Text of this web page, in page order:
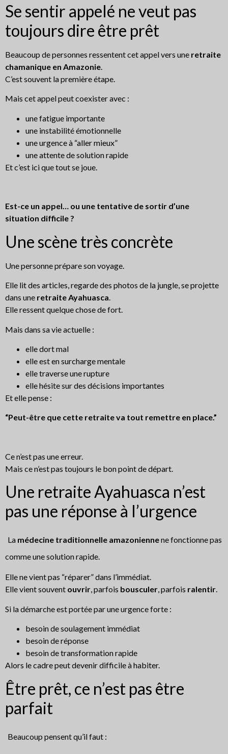
Se sentir appelé ne veut pas
toujours dire être prêt
Beaucoup de personnes ressentent cet appel vers une retraite
chamanique en Amazonie
C’est souvent la première étape.
Mais cet appel peut coexister avec :
une fatigue importante
une instabilité émotionnelle
une urgence à “aller mieux”
une attente de solution rapide
Et c’est ici que tout se joue.
Est-ce un appel… ou une tentative de sortir d’une
situation difficile ?
Une scène très concrète
Une personne prépare son voyage.
Elle lit des articles, regarde des photos de la jungle, se projette
dans une retraite Ayahuasca.
Elle ressent quelque chose de fort.
Mais dans sa vie actuelle :
elle dort mal
elle est en surcharge mentale
elle traverse une rupture
elle hésite sur des décisions importantes
Et elle pense :
“Peut-être que cette retraite va tout remettre en place.”
Ce n’est pas une erreur.
Mais ce n’est pas toujours le bon point de départ.
Une retraite Ayahuasca n’est
pas une réponse à l’urgence
La médecine traditionnelle amazoniennene fonctionne pas
comme une solution rapide.
Elle ne vient pas “réparer” dans l’immédiat.
Elle vient souvent ouvrir, parfois bousculer, parfois ralentir.
Si la démarche est portée par une urgence forte :
besoin de soulagement immédiat
besoin de réponse
besoin de transformation rapide
Alors le cadre peut devenir difficile à habiter.
Être prêt, ce n’est pas être
parfait
Beaucoup pensent qu’il faut :